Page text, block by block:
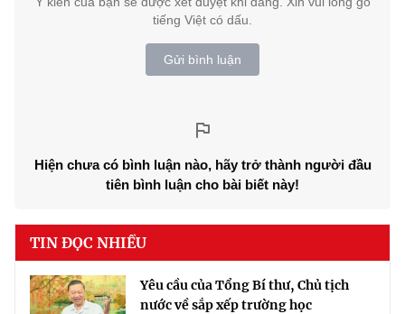
tiếng Việt có dấu.
Gửi bình luận
Hiện chưa có bình luận nào, hãy trở thành người đầu
tiên bình luận cho bài biết này!
TIN ĐỌC NHIỀU
Yêu cầu của Tổng Bí thư, Chủ tịch
nước về sắp xếp trường học